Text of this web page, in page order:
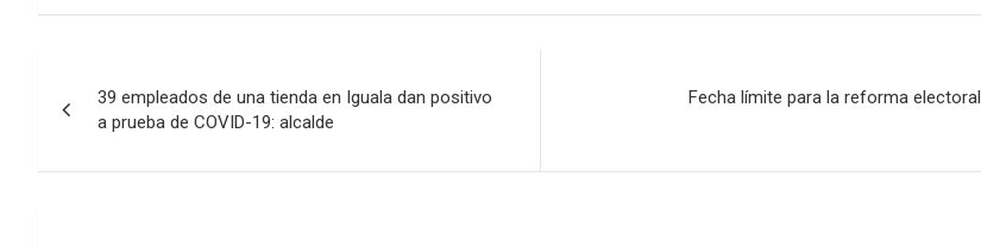
de
entradas
39 empleados de una tienda en Iguala dan positivo
a prueba de COVID-19: alcalde
Fecha límite para la reforma electoral